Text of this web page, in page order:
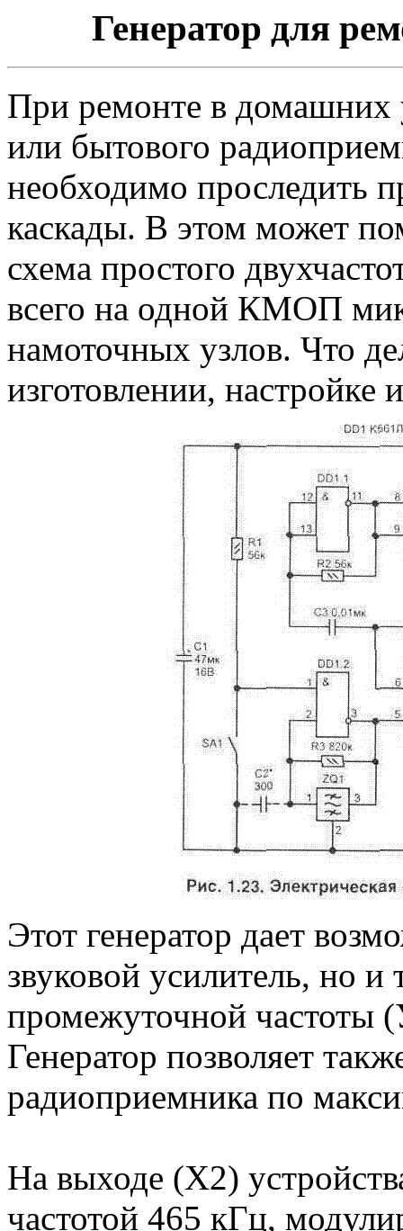
Генератор для
При ремонте в домашних
или бытового
необходимо проследить
каскады. В этом может
схема простого
всего на одной КМОП
намоточных узлов. Что
изготовлении, настройке
Этот генератор дает
звуковой усилитель, но и
промежуточной частоты
Генератор позволяет
радиоприемника по
На выходе (Х2)
частотой 465 кГц,